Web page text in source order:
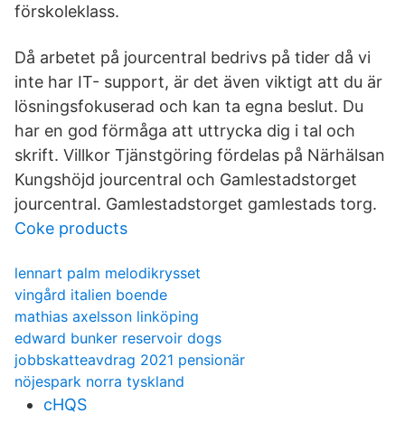
förskoleklass.
Då arbetet på jourcentral bedrivs på tider då vi
inte har IT- support, är det även viktigt att du är
lösningsfokuserad och kan ta egna beslut. Du
har en god förmåga att uttrycka dig i tal och
skrift. Villkor Tjänstgöring fördelas på Närhälsan
Kungshöjd jourcentral och Gamlestadstorget
jourcentral. Gamlestadstorget gamlestads torg.
Coke products
lennart palm melodikrysset
vingård italien boende
mathias axelsson linköping
edward bunker reservoir dogs
jobbskatteavdrag 2021 pensionär
nöjespark norra tyskland
cHQS